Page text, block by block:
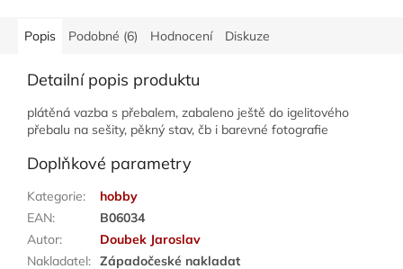
Popis Podobné (6) Hodnocení Diskuze
Detailní popis produktu
plátěná vazba s přebalem, zabaleno ještě do igelitového
přebalu na sešity, pěkný stav, čb i barevné fotografie
Doplňkové parametry
Kategorie:
hobby
EAN:
B06034
Autor:
Doubek Jaroslav
Nakladatel: Západočeské nakladat